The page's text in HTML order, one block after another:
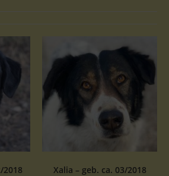
2018 Xalia – geb. ca. 03/2018